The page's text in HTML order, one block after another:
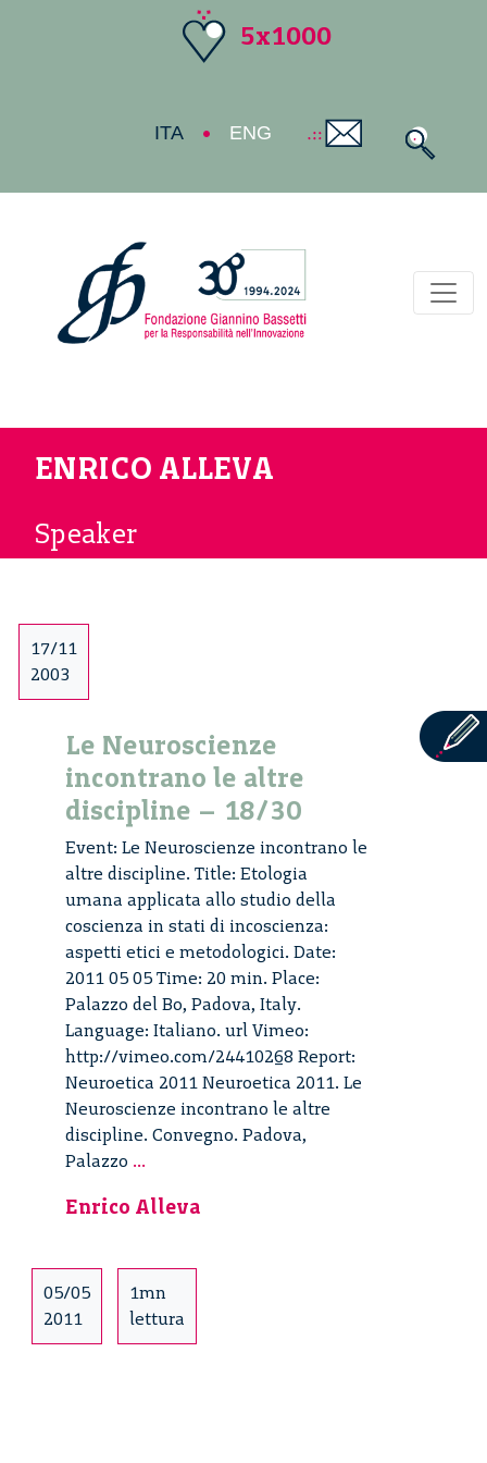
5x1000
ITA ENG
ENRICO ALLEVA
Speaker
17/11
2003
Le Neuroscienze
incontrano le altre
discipline – 18/30
Event: Le Neuroscienze incontrano le
altre discipline. Title: Etologia
umana applicata allo studio della
coscienza in stati di incoscienza:
aspetti etici e metodologici. Date:
2011 05 05 Time: 20 min. Place:
Palazzo del Bo, Padova, Italy.
Language: Italiano. url Vimeo:
http://vimeo.com/24410268 Report:
Neuroetica 2011 Neuroetica 2011. Le
Neuroscienze incontrano le altre
discipline. Convegno. Padova,
Palazzo ...
incontrano
altre
discipline
–
18/30
Enrico Alleva
05/05
2011
1mn
lettura